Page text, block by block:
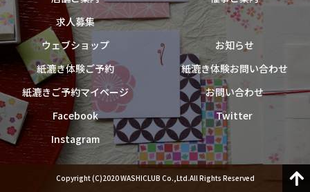
求人募集
ウェブショップ
お知らせ
紙漉き体験ご予約
紙漉き体験お問い合わせ
紙漉きご予約マイページ
お問い合わせ
Facebook
Twitter
Instagram
Copyright (C)2020 WASHICLUB Co.,Ltd.All Rights Reserved